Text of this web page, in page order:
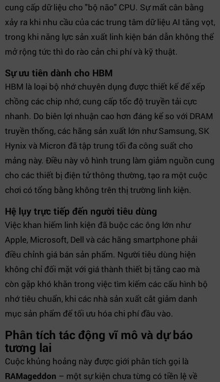
cung cấp dữ liệu cho "bộ não" CPU. Sự mất cân bằng
xảy ra khi nhu cầu của các trung tâm dữ liệu AI tăng vọt,
trong khi năng lực sản xuất linh kiện bán dẫn không thể
mở rộng tức thì do rào cản chi phí và kỹ thuật.
Sự ưu tiên dành cho HBM
HBM là loại bộ nhớ chuyên dụng được thiết kế để xếp
chồng các chip nhớ, cung cấp tốc độ truyền tải cực
nhanh. Do biên lợi nhuận cao hơn đáng kể so với DRAM
truyền thống, các hãng sản xuất lớn như Samsung, SK
Hynix và Micron đã tập trung tối đa công suất cho
mảng này. Điều này vô hình trung làm giảm nguồn cung
cho các thiết bị điện tử thông thường, tạo ra một cuộc
chơi có tổng bằng không trên thị trường linh kiện.
Hệ lụy trực tiếp đến người tiêu dùng
Việc khan hiếm linh kiện đã buộc các ông lớn như
Apple, Microsoft, Dell và các hãng smartphone phải
điều chỉnh giá bán sản phẩm. Người tiêu dùng hiện
không chỉ đối mặt với giá thành thiết bị tăng cao mà
còn gặp khó khăn trong việc tìm kiếm các cấu hình bộ
nhớ tiêu chuẩn, khi các nhà sản xuất cắt giảm danh
mục sản phẩm để tối ưu hóa chi phí đầu vào.
Phân tích tác động vĩ mô và dự báo
tương lai
Cuộc khủng hoảng này được giới phân tích gọi là
RAMageddon – một sự kiện chưa từng có tiền lệ về